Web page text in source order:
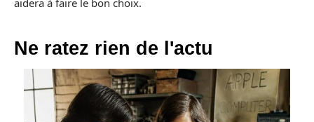
aidera à faire le bon choix.
Ne ratez rien de l'actu